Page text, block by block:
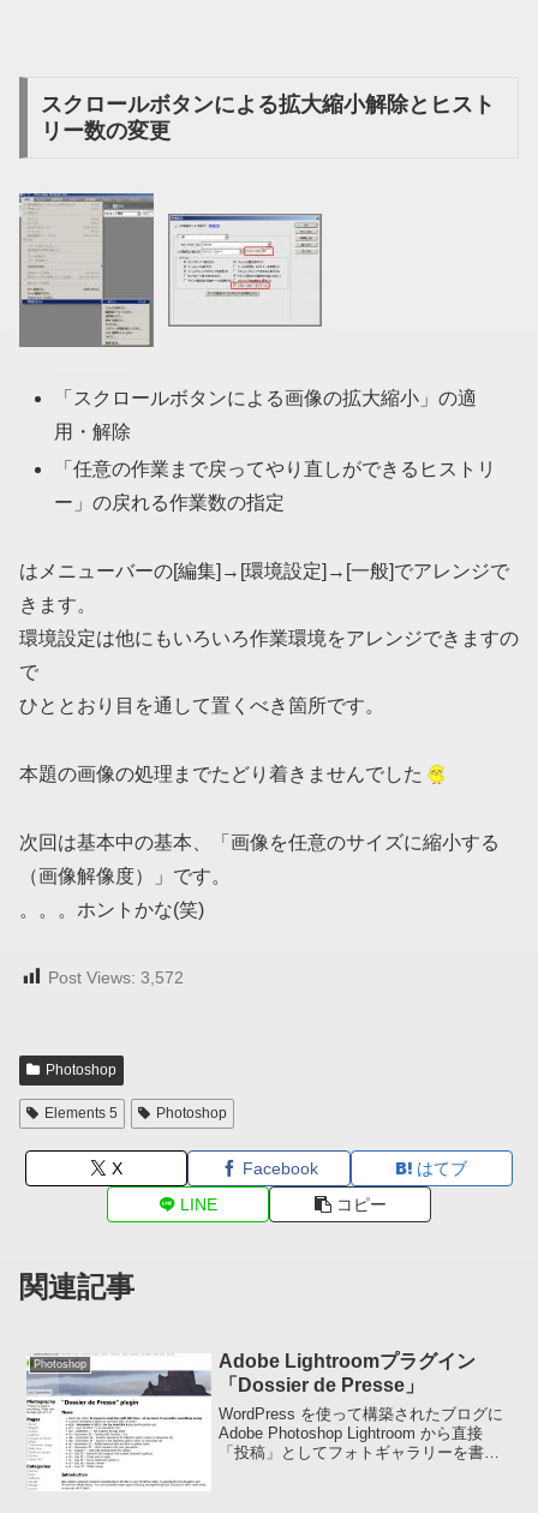
スクロールボタンによる拡大縮小解除とヒスト
リー数の変更
「スクロールボタンによる画像の拡大縮小」の適
用・解除
「任意の作業まで戻ってやり直しができるヒストリ
ー」の戻れる作業数の指定
はメニューバーの[編集]→[環境設定]→[一般]でアレンジで
きます。
環境設定は他にもいろいろ作業環境をアレンジできますの
で
ひととおり目を通して置くべき箇所です。
本題の画像の処理までたどり着きませんでした
次回は基本中の基本、「画像を任意のサイズに縮小する
（画像解像度）」です。
。。。ホントかな(笑)
Post Views: 3,572
Photoshop
Elements 5 Photoshop
X Facebook
はてブ
LINE
コピー
関連記事
Photoshop
Adobe Lightroomプラグイン
「Dossier de Presse」
WordPress を使って構築されたブログに
Adobe Photoshop Lightroom から直接
「投稿」としてフォトギャラリーを書き